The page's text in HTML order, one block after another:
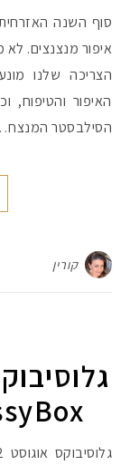
סוף השנה האזרחית, הסילבסטר, מאז ומתמיד מותג כיעד למוצרי
איפור מנצנצים. לא
הצריכה שלנו
האיפור
הסילבסטר
קורין
גלוסיבוקס אוגוסט 2012 היתה קופסת פנדורה. למי שלא יודע -